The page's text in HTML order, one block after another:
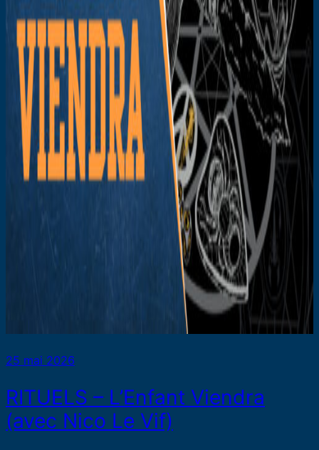
25 mai 2026
RITUELS – L’Enfant Viendra
(avec Nico Le Vif)